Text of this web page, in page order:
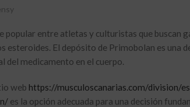
entre atletas y culturistas que buscan
El depósito de Primobolan es una
del medicamento en el cuerpo.
web https://musculoscanarias.com/division/
es la opción adecuada para una decisión